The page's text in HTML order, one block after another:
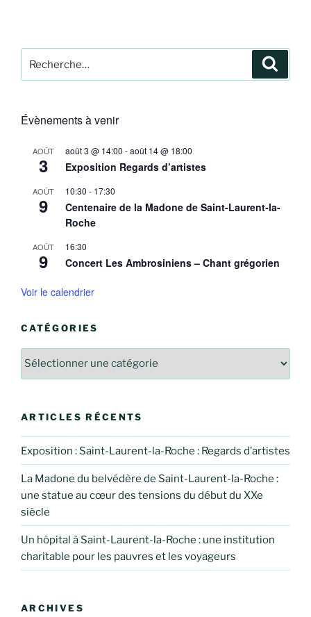
pour
Évènements à venir
AOÛT
3
août 3 @ 14:00 -août 14 @ 18:00
Exposition Regards d’artistes
AOÛT
9
10:30 - 17:30
Centenaire de la Madone de Saint-Laurent-la-
Roche
AOÛT
9
16:30
Concert Les Ambrosiniens – Chant grégorien
Voir le calendrier
CATÉGORIES
Catégories
ARTICLES RÉCENTS
Exposition : Saint-Laurent-la-Roche : Regards d’artistes
La Madone du belvédère de Saint-Laurent-la-Roche :
une statue au cœur des tensions du début du XXe
siècle
Un hôpital à Saint-Laurent-la-Roche : une institution
charitable pour les pauvres et les voyageurs
ARCHIVES